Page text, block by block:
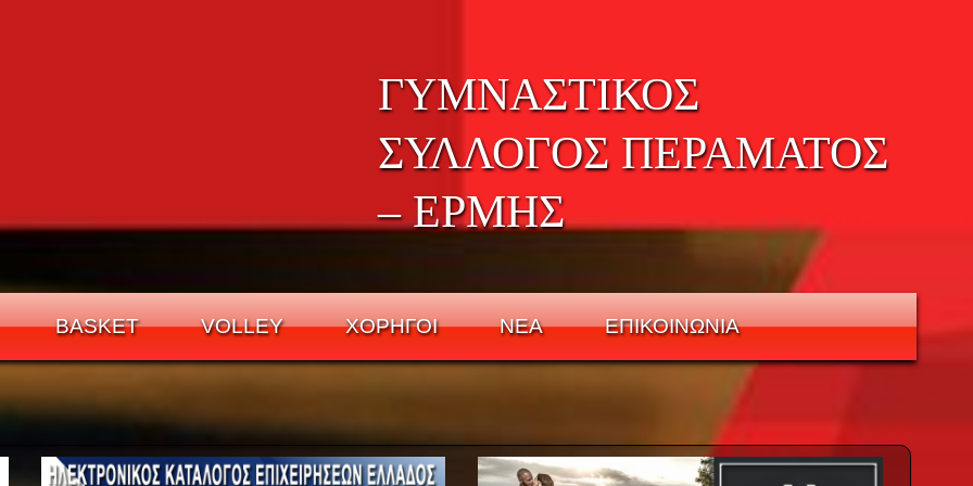
ΓΥΜΝΑΣΤΙΚΟΣ
ΣΥΛΛΟΓΟΣ ΠΕΡΑΜΑΤΟΣ
– ΕΡΜΗΣ
BASKET VOLLEY ΧΟΡΗΓΟΙ ΝΕΑ ΕΠΙΚΟΙΝΩΝΙΑ